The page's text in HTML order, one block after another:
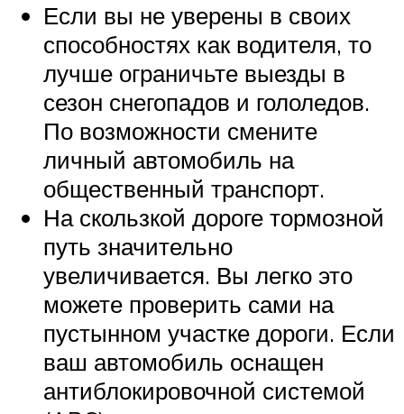
Если вы не уверены в своих
способностях как водителя, то
лучше ограничьте выезды в
сезон снегопадов и гололедов.
По возможности смените
личный автомобиль на
общественный транспорт.
На скользкой дороге тормозной
путь значительно
увеличивается. Вы легко это
можете проверить сами на
пустынном участке дороги. Если
ваш автомобиль оснащен
антиблокировочной системой